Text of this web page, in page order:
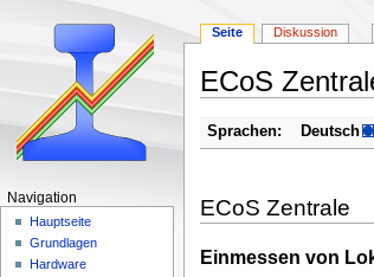
ECoS
Zur
Navigation
Zur
Suche
Sprachen: Deutsch
ECoS Zentrale
Einmessen von
N
Seite Diskussion
Navigation
Hauptseite
Grundlagen
Hardware